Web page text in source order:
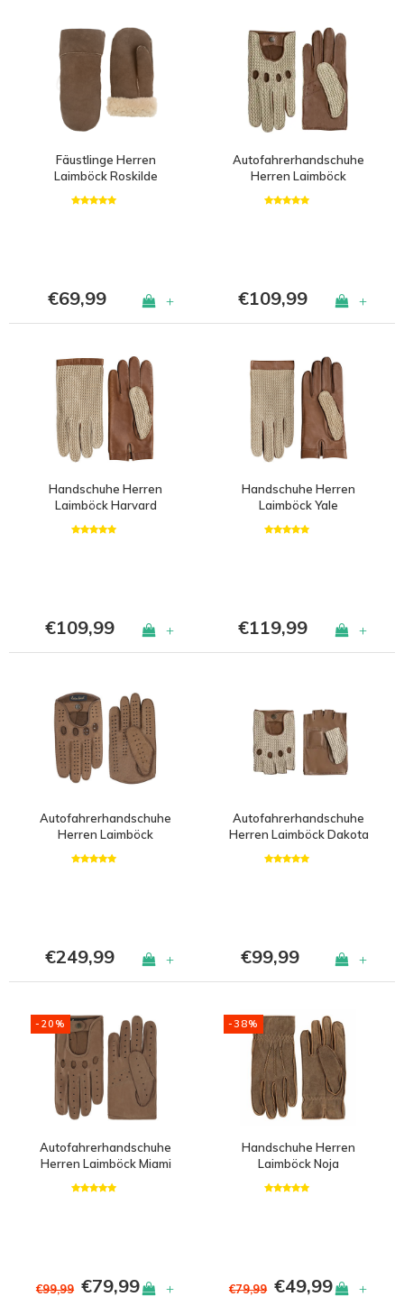
Fäustlinge Herren
Laimböck Roskilde
€69,99 +
Autofahrerhandschuhe
Herren Laimböck
€109,99 +
Handschuhe Herren
Laimböck Harvard
€109,99 +
Handschuhe Herren
Laimböck Yale
€119,99 +
Autofahrerhandschuhe
Herren Laimböck
€249,99 +
Autofahrerhandschuhe
Herren Laimböck Dakota
€99,99 +
-20%
Autofahrerhandschuhe
Herren Laimböck Miami
€99,99 €79,99 +
-38%
Handschuhe Herren
Laimböck Noja
€79,99 €49,99 +